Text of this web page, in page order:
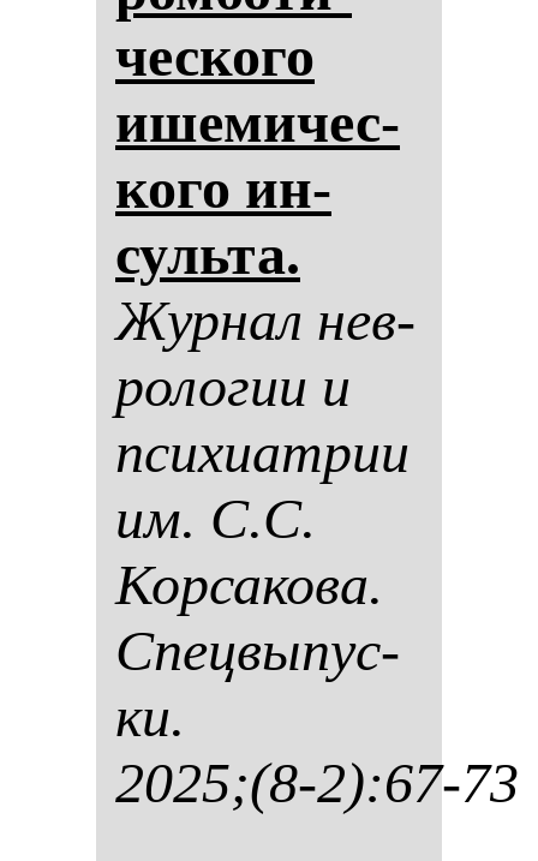
чес­ко­го
ише­ми­чес­
ко­го ин­
суль­та.
Жур­нал нев­
ро­ло­гии и
пси­хи­ат­рии
им. С.С.
Кор­са­ко­ва.
Спец­вы­пус­
ки.
2025;(8-2):67-73